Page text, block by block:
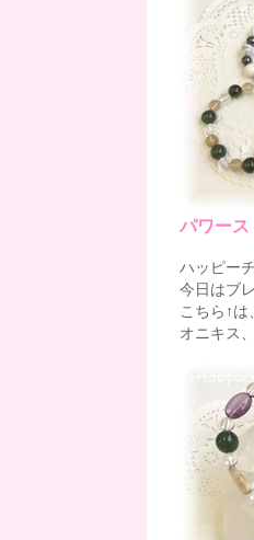
パワー
ハッピー
今日はブ
こちら↑は
オニキス